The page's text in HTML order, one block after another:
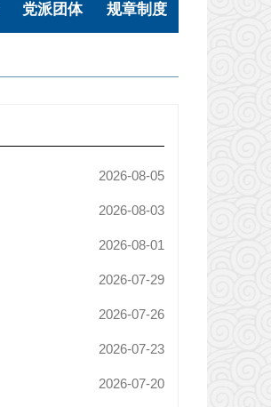
党派团体 规章制度
2026-08-05
2026-08-03
2026-08-01
2026-07-29
2026-07-26
2026-07-23
2026-07-20